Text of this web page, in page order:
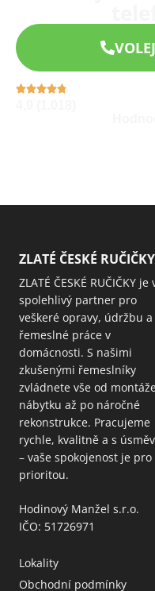
ZLATÉ ČESKÉ RUČIČKY
ZLATÉ ČESKÉ RUČIČKY je
spolehlivý partner pro
veškeré opravy, údržbu a
řemeslné práce v
domácnosti. S našimi
zkušenými řemeslníky
zvládnete vše od
nábytku až po náročné
rekonstrukce. Pracujeme
rychle, kvalitně a s
– vaše spokojenost je pro
prioritou.
Hodinový Manžel s.r.o.
IČO: 51726971
Lokality
Obchodní podmínky